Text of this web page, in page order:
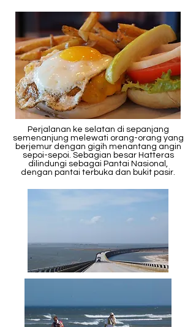
Perjalanan ke selatan di sepanjang
semenanjung melewati orang-orang yang
berjemur dengan gigih menantang angin
sepoi-sepoi. Sebagian besar Hatteras
dilindungi sebagai Pantai Nasional,
dengan pantai terbuka dan bukit pasir.